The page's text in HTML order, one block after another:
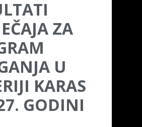
ZA
U
KARAS
GODINI